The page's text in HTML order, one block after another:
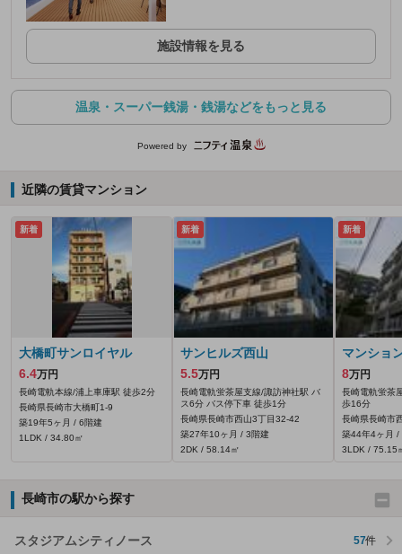
施設情報を見る
温泉・スーパー銭湯・銭湯などをもっと見る
Powered by
近隣の賃貸マンション
新着
大橋町サンロイヤル
6.4万円
長崎電軌本線/浦上車庫駅 徒歩2分
長崎県長崎市大橋町1-9
築19年5ヶ月 / 6階建
1LDK / 34.80㎡
新着
サンヒルズ西山
5.5万円
長崎電軌蛍茶屋支線/諏訪神社駅 バ
ス6分 バス停下車 徒歩1分
長崎県長崎市西山3丁目32-42
築27年10ヶ月 / 3階建
2DK / 58.14㎡
新着
マンショ
8万円
長崎電軌蛍茶
歩16分
長崎県長崎市
築44年4ヶ月 /
3LDK / 75.15
長崎市の駅から探す
スタジアムシティノース 57件